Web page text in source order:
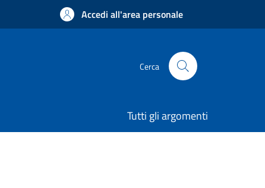
Accedi all'area personale
Cerca
Tutti gli argomenti